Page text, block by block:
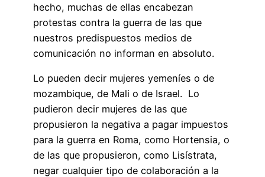
hecho, muchas de ellas encabezan
protestas contra la guerra de las que
nuestros predispuestos medios de
comunicación no informan en absoluto.
Lo pueden decir mujeres yemeníes o de
mozambique, de Mali o de Israel. Lo
pudieron decir mujeres de las que
propusieron la negativa a pagar impuestos
para la guerra en Roma, como Hortensia, o
de las que propusieron, como Lisístrata,
negar cualquier tipo de colaboración a la